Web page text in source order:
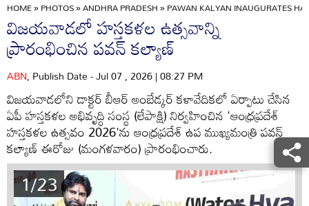
HOME»PHOTOS»ANDHRA PRADESH»PAWAN KALYAN INAUGURATES
విజయవాడలో హస్తకళల ఉత్సవాన్ని
ప్రారంభించిన పవన్ కల్యాణ్
ABN, Publish Date - Jul 07 , 2026 | 08:27 PM
విజయవాడలోని డాక్టర్ బీఆర్ అంబేడ్కర్ కళావేదికలో ఏర్పాటు చేసిన
ఏపీ హస్తకళల అభివృద్ధి సంస్థ (లేపాక్షి) నిర్వహించిన 'ఆంధ్రప్రదేశ్
హస్తకళల ఉత్సవం 2026'ను ఆంధ్రప్రదేశ్ ఉప ముఖ్యమంత్రి పవన్
కల్యాణ్ ఈరోజు (మంగళవారం) ప్రారంభించారు.
1/23